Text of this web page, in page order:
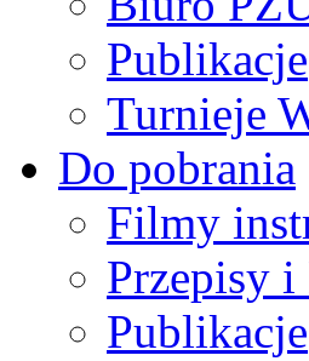
Publikacje
Turnieje
Do pobrania
Filmy
Przepisy
Publikacje